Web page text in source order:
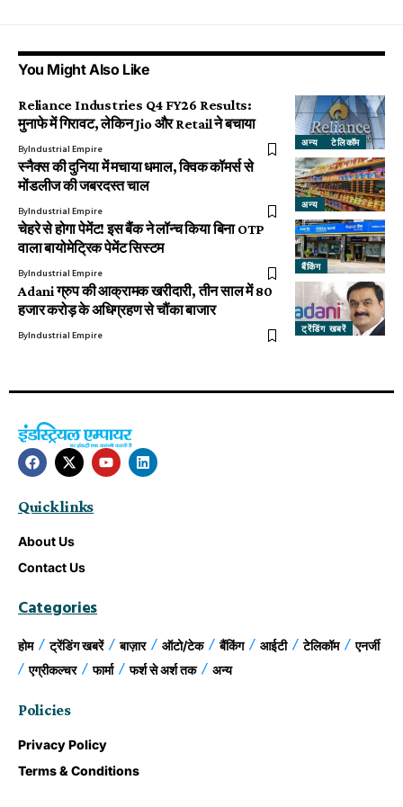
You Might Also Like
अन्य टेलिकॉम
Reliance Industries Q4 FY26 Results:
मुनाफे में गिरावट, लेकिन Jio और Retail ने बचाया
ByIndustrial Empire
अन्य
स्नैक्स की दुनिया में मचाया धमाल, क्विक कॉमर्स से
मोंडलीज की जबरदस्त चाल
ByIndustrial Empire
बैंकिंग
चेहरे से होगा पेमेंट! इस बैंक ने लॉन्च किया बिना OTP
वाला बायोमेट्रिक पेमेंट सिस्टम
ByIndustrial Empire
ट्रेंडिंग खबरें
Adani ग्रुप की आक्रामक खरीदारी, तीन साल में 80
हजार करोड़ के अधिग्रहण से चौंका बाजार
ByIndustrial Empire
Quick links
About Us
Contact Us
Categories
होम ट्रेंडिंग खबरें बाज़ार ऑटो/टेक बैंकिंग आईटी टेलिकॉम
एनर्जी
एग्रीकल्चर
फार्मा फर्श से अर्श तक अन्य
Policies
Privacy Policy
Terms & Conditions